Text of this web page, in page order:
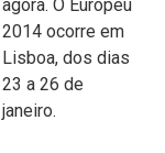
agora. O Europeu
2014 ocorre em
Lisboa, dos dias
23 a 26 de
janeiro.